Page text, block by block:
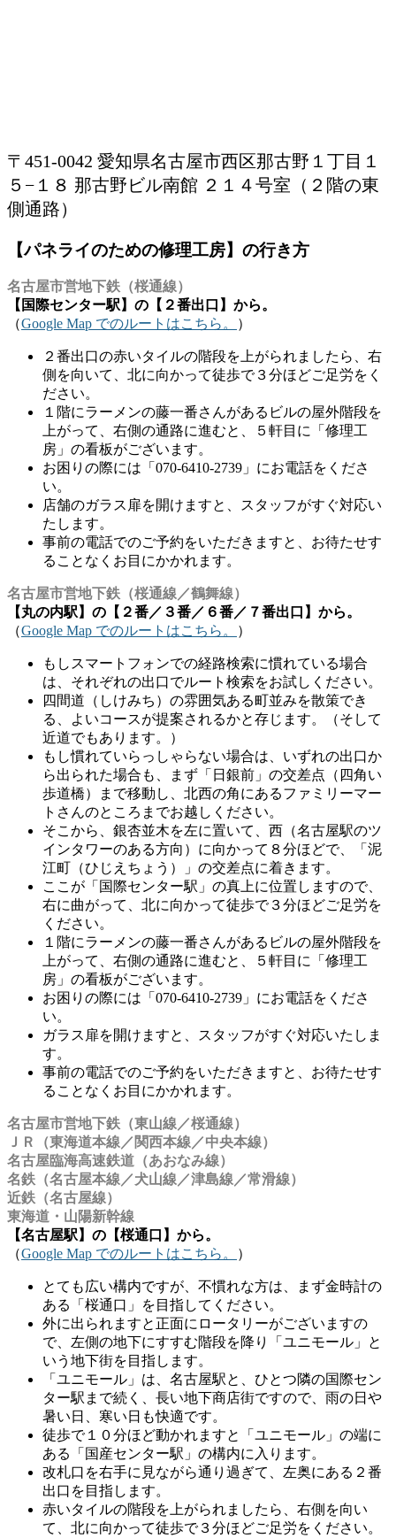
〒451-0042 愛知県名古屋市西区那古野１丁目１
５−１８ 那古野ビル南館 ２１４号室（２階の東
側通路）
【パネライのための修理工房】の行き方
名古屋市営地下鉄（桜通線）
【国際センター駅】の【２番出口】から。
（Google Map でのルートはこちら。 ）
２番出口の赤いタイルの階段を上がられましたら、右
側を向いて、北に向かって徒歩で３分ほどご足労をく
ださい。
１階にラーメンの藤一番さんがあるビルの屋外階段を
上がって、右側の通路に進むと、５軒目に「修理工
房」の看板がございます。
お困りの際には「070-6410-2739」にお電話をくださ
い。
店舗のガラス扉を開けますと、スタッフがすぐ対応い
たします。
事前の電話でのご予約をいただきますと、お待たせす
ることなくお目にかかれます。
名古屋市営地下鉄（桜通線／鶴舞線）
【丸の内駅】の【２番／３番／６番／７番出口】から。
（Google Map でのルートはこちら。 ）
もしスマートフォンでの経路検索に慣れている場合
は、それぞれの出口でルート検索をお試しください。
四間道（しけみち）の雰囲気ある町並みを散策でき
る、よいコースが提案されるかと存じます。（そして
近道でもあります。）
もし慣れていらっしゃらない場合は、いずれの出口か
ら出られた場合も、まず「日銀前」の交差点（四角い
歩道橋）まで移動し、北西の角にあるファミリーマー
トさんのところまでお越しください。
そこから、銀杏並木を左に置いて、西（名古屋駅のツ
インタワーのある方向）に向かって８分ほどで、「泥
江町（ひじえちょう）」の交差点に着きます。
ここが「国際センター駅」の真上に位置しますので、
右に曲がって、北に向かって徒歩で３分ほどご足労を
ください。
１階にラーメンの藤一番さんがあるビルの屋外階段を
上がって、右側の通路に進むと、５軒目に「修理工
房」の看板がございます。
お困りの際には「070-6410-2739」にお電話をくださ
い。
ガラス扉を開けますと、スタッフがすぐ対応いたしま
す。
事前の電話でのご予約をいただきますと、お待たせす
ることなくお目にかかれます。
名古屋市営地下鉄（東山線／桜通線）
ＪＲ（東海道本線／関西本線／中央本線）
名古屋臨海高速鉄道（あおなみ線）
名鉄（名古屋本線／犬山線／津島線／常滑線）
近鉄（名古屋線）
東海道・山陽新幹線
【名古屋駅】の【桜通口】から。
（Google Map でのルートはこちら。 ）
とても広い構内ですが、不慣れな方は、まず金時計の
ある「桜通口」を目指してください。
外に出られますと正面にロータリーがございますの
で、左側の地下にすすむ階段を降り「ユニモール」と
いう地下街を目指します。
「ユニモール」は、名古屋駅と、ひとつ隣の国際セン
ター駅まで続く、長い地下商店街ですので、雨の日や
暑い日、寒い日も快適です。
徒歩で１０分ほど動かれますと「ユニモール」の端に
ある「国産センター駅」の構内に入ります。
改札口を右手に見ながら通り過ぎて、左奥にある２番
出口を目指します。
赤いタイルの階段を上がられましたら、右側を向い
て、北に向かって徒歩で３分ほどご足労をください。